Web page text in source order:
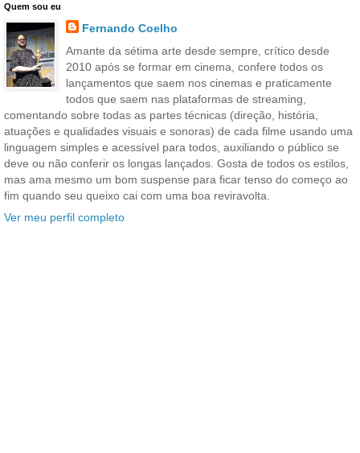
Quem sou eu
Fernando Coelho
Amante da sétima arte desde sempre, crítico desde
2010 após se formar em cinema, confere todos os
lançamentos que saem nos cinemas e praticamente
todos que saem nas plataformas de streaming,
comentando sobre todas as partes técnicas (direção, história,
atuações e qualidades visuais e sonoras) de cada filme usando uma
linguagem simples e acessível para todos, auxiliando o público se
deve ou não conferir os longas lançados. Gosta de todos os estilos,
mas ama mesmo um bom suspense para ficar tenso do começo ao
fim quando seu queixo cai com uma boa reviravolta.
Ver meu perfil completo